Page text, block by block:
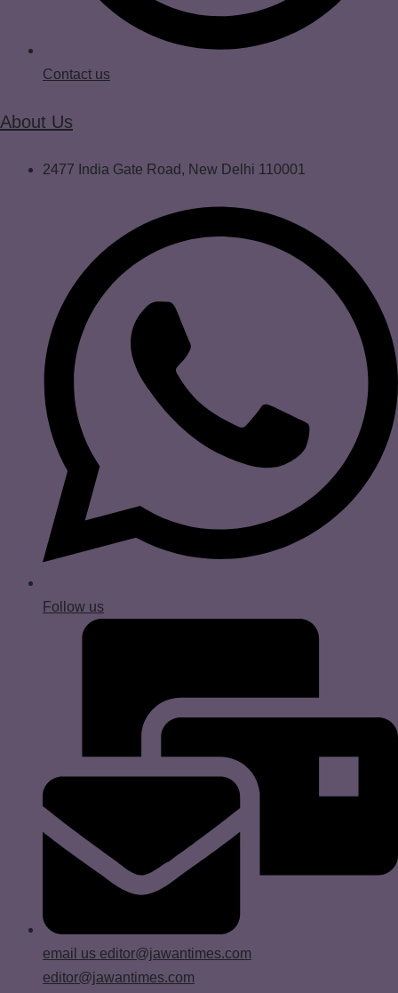
Contact us
About Us
2477 India Gate Road, New Delhi 110001
Follow us
email us editor@jawantimes.com
editor@jawantimes.com